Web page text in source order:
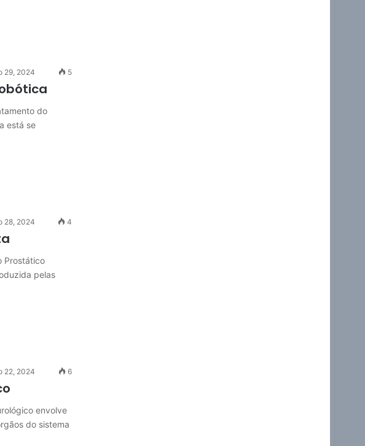
29, 2024 5
do
está se
28, 2024 4
Prostático
pelas
22, 2024 6
envolve
do sistema